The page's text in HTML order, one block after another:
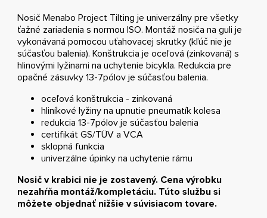
Nosič Menabo Project Tilting je univerzálny pre všetky
ťažné zariadenia s normou ISO. Montáž nosiča na guli je
vykonávaná pomocou uťahovacej skrutky (kľúč nie je
súčasťou balenia). Konštrukcia je oceľová (zinkovaná) s
hlinovými lyžinami na uchytenie bicykla. Redukcia pre
opačné zásuvky 13-7pólov je súčasťou balenia.
oceľová konštrukcia - zinkovaná
hliníkové lyžiny na upnutie pneumatík kolesa
redukcia 13-7pólov je súčasťou balenia
certifikát GS/TÜV a VCA
sklopná funkcia
univerzálne úpinky na uchytenie rámu
Nosič v krabici nie je zostavený. Cena výrobku
nezahŕňa montáž/kompletáciu. Túto službu si
môžete objednať nižšie v súvisiacom tovare.